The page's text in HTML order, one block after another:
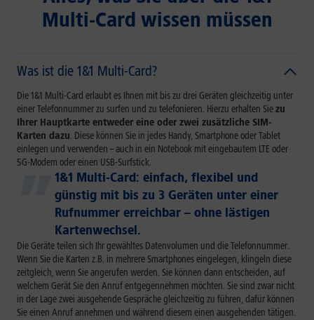
Multi-Card wissen müssen
Was ist die 1&1 Multi-Card?
Die 1&1 Multi-Card erlaubt es Ihnen mit bis zu drei Geräten gleichzeitig unter
einer Telefonnummer zu surfen und zu telefonieren. Hierzu erhalten Siezu
Ihrer Hauptkarte entweder eine oder zwei zusätzliche SIM-
Karten dazu. Diese können Sie in jedes Handy, Smartphone oder Tablet
einlegen und verwenden – auch in ein Notebook mit eingebautem LTE oder
5G-Modem oder einen USB-Surfstick.
1&1 Multi-Card: einfach, flexibel und
günstig mit bis zu 3 Geräten unter einer
Rufnummer erreichbar – ohne lästigen
Kartenwechsel.
Die Geräte teilen sich Ihr gewähltes Datenvolumen und die Telefonnummer.
Wenn Sie die Karten z.B. in mehrere Smartphones eingelegen, klingeln diese
zeitgleich, wenn Sie angerufen werden. Sie können dann entscheiden, auf
welchem Gerät Sie den Anruf entgegennehmen möchten. Sie sind zwar nicht
in der Lage zwei ausgehende Gespräche gleichzeitig zu führen, dafür können
Sie einen Anruf annehmen und während diesem einen ausgehenden tätigen.